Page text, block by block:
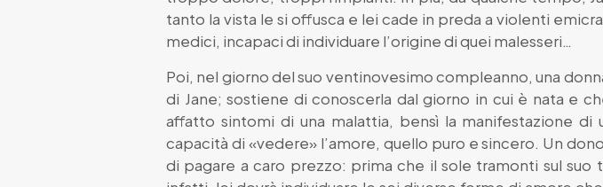
tanto la vista le si offusca e lei cade in preda a violenti
medici, incapaci di individuare l’origine di quei malesseri…
Poi, nel giorno del suo ventinovesimo compleanno, una
di Jane; sostiene di conoscerla dal giorno in cui è nata e
affatto sintomi di una malattia, bensì la manifestazione di
capacità di «vedere» l’amore, quello puro e sincero. Un
di pagare a caro prezzo: prima che il sole tramonti sul suo